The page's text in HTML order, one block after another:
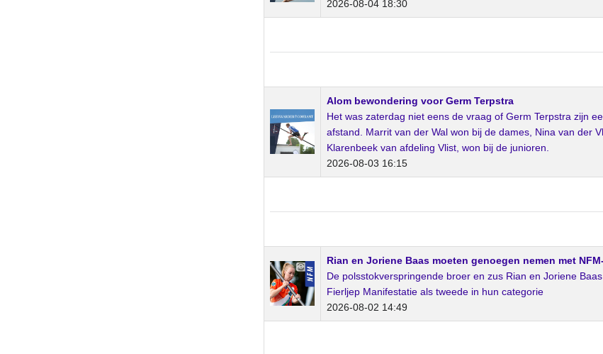
2026-08-04 18:30
Alom bewondering voor Germ Terpstra
Het was zaterdag niet eens de vraag of Germ Terpstra zijn
afstand. Marrit van der Wal won bij de dames, Nina van der
Klarenbeek van afdeling Vlist, won bij de junioren.
2026-08-03 16:15
Rian en Joriene Baas moeten genoegen nemen met
De polsstokverspringende broer en zus Rian en Joriene
Fierljep Manifestatie als tweede in hun categorie
2026-08-02 14:49